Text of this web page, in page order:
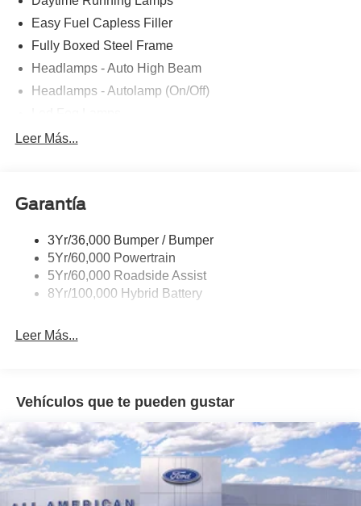
Easy Fuel Capless Filler
Fully Boxed Steel Frame
Headlamps - Auto High Beam
Headlamps - Autolamp (On/Off)
Led Reflector Headlamps
Rear Privacy Glass
Wipers- Intermittent
Zone Lighting
Leer Más...
Garantía
3Yr/36,000 Bumper / Bumper
5Yr/60,000 Powertrain
5Yr/60,000 Roadside Assist
8Yr/100,000 Hybrid Battery
Leer Más...
Vehículos que te pueden gustar